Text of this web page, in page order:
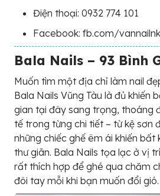
Điện thoại: 0932 774 101
Facebook: fb.com/
Bala Nails – 93 Bình
Muốn tìm một địa chỉ làm nail
Bala Nails Vũng Tàu là đủ khiến
gian tại đây sang trọng, thoáng
tế trong từng chi tiết – từ kệ sơn
những chiếc ghế êm ái khiến
thư giãn. Bala Nails tọa lạc ở vị
rất thích hợp để ghé qua chăm
đôi tay mỗi khi bạn muốn đổi gió.